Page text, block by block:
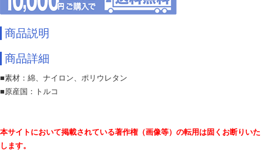
商品説明
商品詳細
■素材：綿、ナイロン、ポリウレタン
■原産国：トルコ
本サイトにおいて掲載されている著作権（画像等）の転用は固くお断りいた
します。